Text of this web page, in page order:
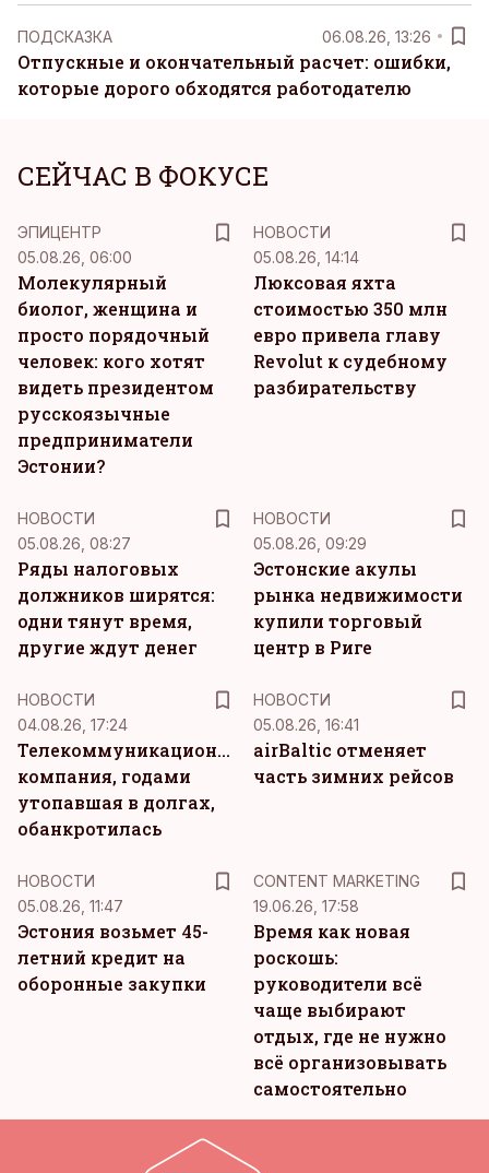
ПОДСКАЗКА 06.08.26, 13:26
Отпускные и окончательный расчет: ошибки,
которые дорого обходятся работодателю
СЕЙЧАС В ФОКУСЕ
ЭПИЦЕНТР
05.08.26, 06:00
Молекулярный
биолог, женщина и
просто порядочный
человек: кого хотят
видеть президентом
русскоязычные
предприниматели
Эстонии?
НОВОСТИ
05.08.26, 14:14
Люксовая яхта
стоимостью 350 млн
евро привела главу
Revolut к судебному
разбирательству
НОВОСТИ
05.08.26, 08:27
Ряды налоговых
должников ширятся:
одни тянут время,
другие ждут денег
НОВОСТИ
05.08.26, 09:29
Эстонские акулы
рынка недвижимости
купили торговый
центр в Риге
НОВОСТИ
04.08.26, 17:24
Телекоммуникационная
компания, годами
утопавшая в долгах,
обанкротилась
НОВОСТИ
05.08.26, 16:41
airBaltic отменяет
часть зимних рейсов
НОВОСТИ
05.08.26, 11:47
Эстония возьмет 45-
летний кредит на
оборонные закупки
CONTENT MARKETING
19.06.26, 17:58
Время как новая
роскошь:
руководители всё
чаще выбирают
отдых, где не нужно
всё организовывать
самостоятельно